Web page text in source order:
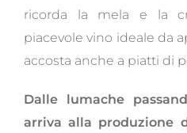
ricorda la mela e la
piacevole vino ideale da
accosta anche a piatti di
Dalle lumache
arriva alla produzione